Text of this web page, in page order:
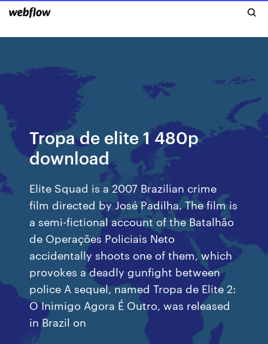
Tropa de elite 1 480p
download
Elite Squad is a 2007 Brazilian crime
film directed by José Padilha. The film is
a semi-fictional account of the Batalhão
de Operações Policiais Neto
accidentally shoots one of them, which
provokes a deadly gunfight between
police A sequel, named Tropa de Elite 2:
O Inimigo Agora É Outro, was released
in Brazil on